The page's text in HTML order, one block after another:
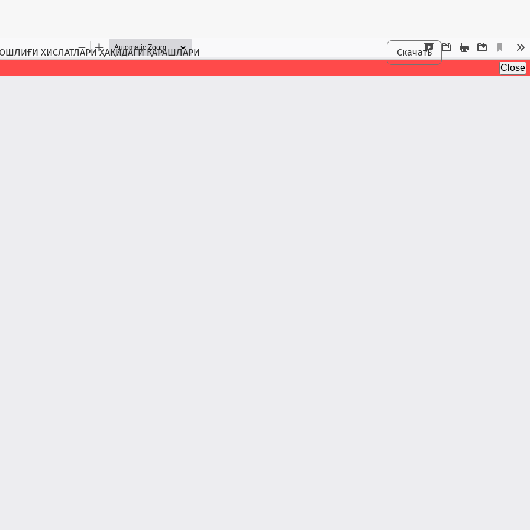
ХИСЛАТЛАРИ ҲАҚИДАГИ ҚАРАШЛАРИ Скачать